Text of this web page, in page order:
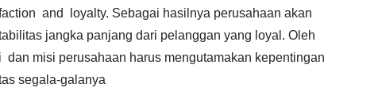
and loyalty. Sebagai hasilnya perusahaan akan
jangka panjang dari pelanggan yang loyal. Oleh
misi perusahaan harus mengutamakan kepentingan
segala-galanya